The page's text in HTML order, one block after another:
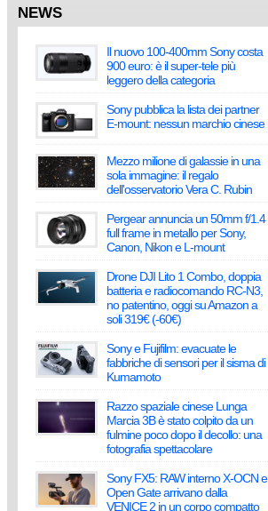
NEWS
Il nuovo 100-400mm Sony costa
900 euro: è il super-tele più
leggero della categoria
Sony pubblica la lista dei partner
E-mount: nessun marchio cinese
Mezzo milione di galassie in una
sola immagine: il regalo
dell'osservatorio Vera C. Rubin
Pergear annuncia un 50mm f/1.4
full frame in metallo per Sony,
Canon, Nikon e L-mount
Drone DJI Lito 1 Combo, doppia
batteria e radiocomando RC-N3,
no patentino, oggi su Amazon a
soli 319€ (-60€)
Sony e Fujifilm: evacuate le
fabbriche di sensori per il sisma di
Kumamoto
Razzo spaziale cinese Lunga
Marcia 3B è stato colpito da un
fulmine poco dopo il decollo: una
fotografia spettacolare
Sony FX5: RAW interno X-OCN e
Open Gate arrivano dalla
VENICE 2 in un corpo compatto